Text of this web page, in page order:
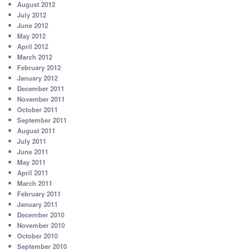
August 2012
July 2012
June 2012
May 2012
April 2012
March 2012
February 2012
January 2012
December 2011
November 2011
October 2011
September 2011
August 2011
July 2011
June 2011
May 2011
April 2011
March 2011
February 2011
January 2011
December 2010
November 2010
October 2010
September 2010